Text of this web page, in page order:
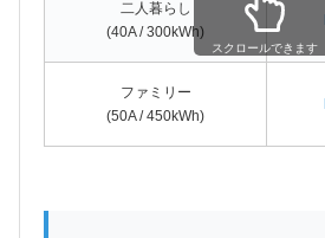
二人暮らし
(40A / 300kWh)
ファミリー
(50A / 450kWh)
スクロールできます